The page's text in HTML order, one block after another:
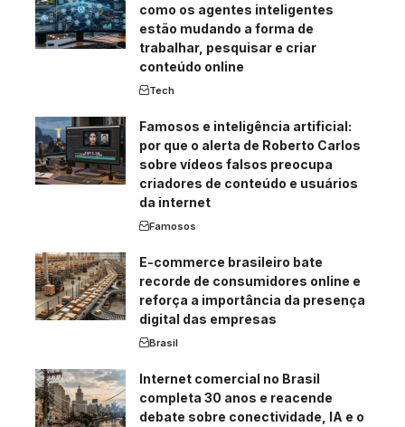
como os agentes inteligentes
estão mudando a forma de
trabalhar, pesquisar e criar
conteúdo online
Tech
Famosos e inteligência artificial:
por que o alerta de Roberto Carlos
sobre vídeos falsos preocupa
criadores de conteúdo e usuários
da internet
Famosos
E-commerce brasileiro bate
recorde de consumidores online e
reforça a importância da presença
digital das empresas
Brasil
Internet comercial no Brasil
completa 30 anos e reacende
debate sobre conectividade, IA e o